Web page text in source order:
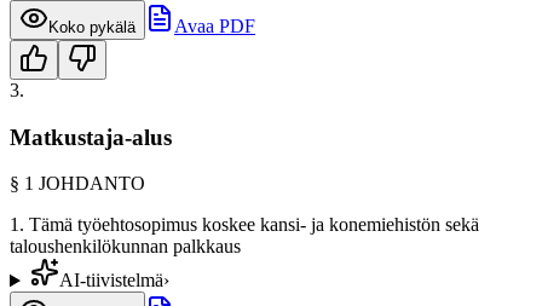
Koko pykälä Avaa PDF
3.
Matkustaja-alus
§ 1 JOHDANTO
1. Tämä työehtosopimus koskee kansi- ja konemiehistön sekä
taloushenkilökunnan palkkaus
AI-tiivistelmä›